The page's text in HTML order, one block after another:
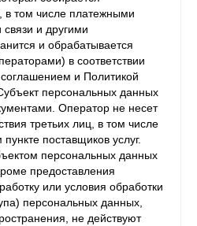
в том числе платежными
и другими
и обрабатывается
в соответствии
и Политикой
персональных данных
Оператор не несет
третьих лиц, в том числе
поставщиков услуг.
персональных данных
предоставления
или условия обработки
персональных данных,
не действуют